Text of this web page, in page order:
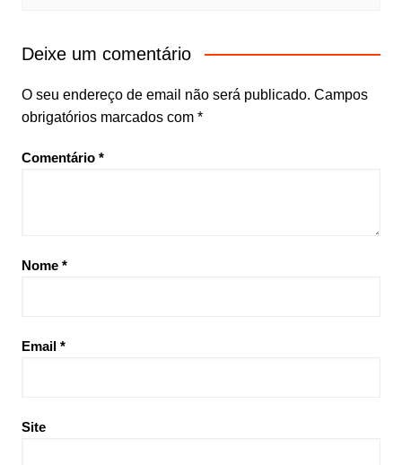
Deixe um comentário
O seu endereço de email não será publicado. Campos
obrigatórios marcados com *
Comentário *
Nome *
Email *
Site